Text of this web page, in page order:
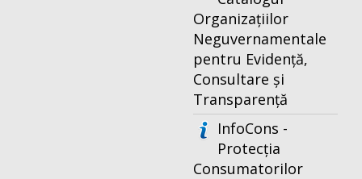
Organizațiilor
Neguvernamentale
pentru Evidență,
Consultare și
Transparență
InfoCons -
Protecția
Consumatorilor